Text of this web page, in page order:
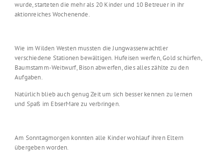
wurde, starteten die mehr als 20 Kinder und 10 Betreuer in ihr
aktionreiches Wochenende.
Wie im Wilden Westen mussten die Jungwasserwachtler
verschiedene Stationen bewältigen. Hufeisen werfen, Gold schürfen,
Baumstamm-Weitwurf, Bison abwerfen, dies alles zählte zu den
Aufgaben.
Natürlich blieb auch genug Zeit um sich besser kennen zu lernen
und Spaß im EbserMare zu verbringen.
Am Sonntagmorgen konnten alle Kinder wohlauf ihren Eltern
übergeben worden.